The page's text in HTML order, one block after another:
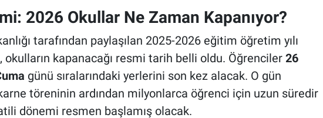
2026 Okullar Ne Zaman Kapanıyor?
tarafından paylaşılan 2025-2026 eğitim öğretim yılı
kapanacağı resmi tarih belli oldu. Öğrenciler 26
günü sıralarındaki yerlerini son kez alacak. O gün
töreninin ardından milyonlarca öğrenci için uzun süredir
dönemi resmen başlamış olacak.